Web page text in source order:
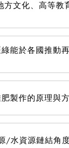
方文化、高等
能於各國推動
製作的原理與
/水資源鏈結角